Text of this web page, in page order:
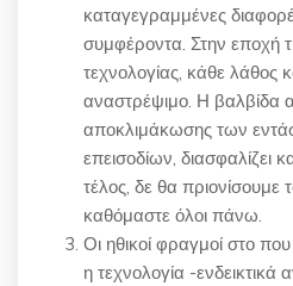
καταγεγραμμένες
συμφέροντα. Στην εποχή
τεχνολογίας, κάθε λάθος
αναστρέψιμο. Η βαλβίδα
αποκλιμάκωσης των
επεισοδίων, διασφαλίζει
τέλος, δε θα πριονίσουμε
καθόμαστε όλοι πάνω.
Οι ηθικοί φραγμοί στο
η τεχνολογία -